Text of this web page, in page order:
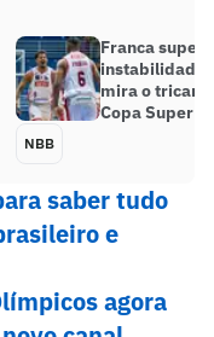
Franca supera
instabilidade
mira o
Copa Super 8
NBB
saber tudo
e
agora